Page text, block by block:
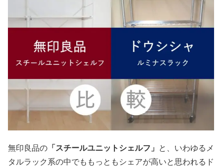
無印良品の 「スチールユニットシェルフ」
と、いわゆるメ
タルラック系の中でももっともシェアが高いと思われるド